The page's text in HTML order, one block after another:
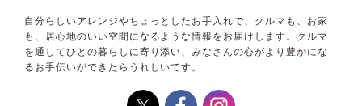
自分らしいアレンジやちょっとしたお手入れで、クルマも、お家
も、居心地のいい空間になるような情報をお届けします。クルマ
を通してひとの暮らしに寄り添い、みなさんの心がより豊かにな
るお手伝いができたらうれしいです。